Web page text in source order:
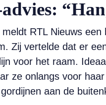
RTL Nieuws
Zij vertelde dat er
voor het raam.
ze onlangs voor
aan de